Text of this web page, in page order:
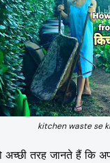
kitchen waste se
वो अच्छी तरह जानते हैं